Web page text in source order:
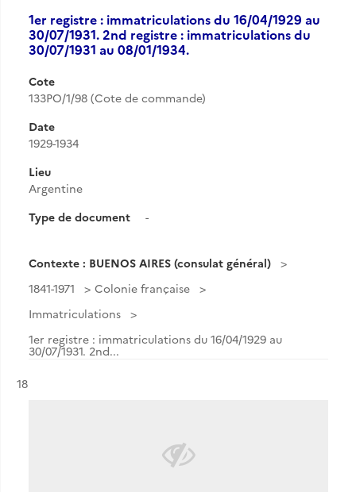
1er registre : immatriculations du 16/04/1929 au
30/07/1931. 2nd registre : immatriculations du
30/07/1931 au 08/01/1934.
Cote
133PO/1/98 (Cote de commande)
Date
1929-1934
Lieu
Argentine
Type de document
-
Contexte : BUENOS AIRES (consulat général)
1841-1971
Colonie française
Immatriculations
1er registre : immatriculations du 16/04/1929 au
30/07/1931. 2nd...
Résultat n°
18